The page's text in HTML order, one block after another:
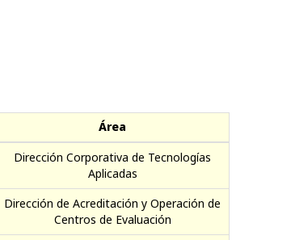
Área
Dirección Corporativa de Tecnologías
Aplicadas
Dirección de Acreditación y Operación de
Centros de Evaluación